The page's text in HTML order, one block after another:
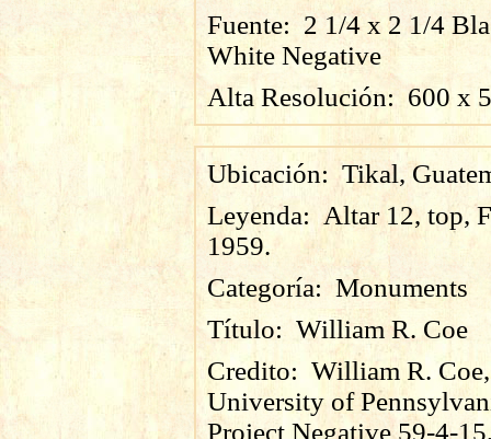
Fuente:2 1/4 x 2 1/4
White Negative
Alta Resolución: 600 x
Ubicación: Tikal,
Leyenda:Altar 12, top,
1959.
Categoría: Monuments
Título: William R. Coe
Credito: William R. Coe,
University of
Project Negative 59-4-